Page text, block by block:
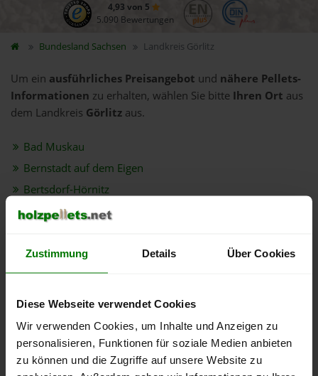
Zustimmung Details Über Cookies
Diese Webseite verwendet Cookies
Wir verwenden Cookies, um Inhalte und Anzeigen zu
personalisieren, Funktionen für soziale Medien anbieten
zu können und die Zugriffe auf unsere Website zu
4,93 von 5
5.090 Bewertungen
Bundesland Sachsen Landkreis Görlitz
Um ein ausführliches Preisangebot und nähere Pellets-
Informationen zu erhalten, wählen Sie bitte Ihren Ort aus
dem Landkreis Görlitz aus.
Bad Muskau
Bernstadt auf dem Eigen
Bertsdorf-Hörnitz
Boxberg/Oberlausitz
Ebersbach-Neugersdorf
Eibau
Hainewalde
Horka